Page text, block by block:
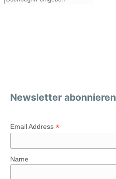
Newsletter abonnieren
Email Address *
Name